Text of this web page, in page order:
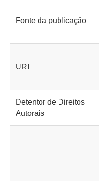
Fonte da publicação
URI
Detentor de Direitos
Autorais